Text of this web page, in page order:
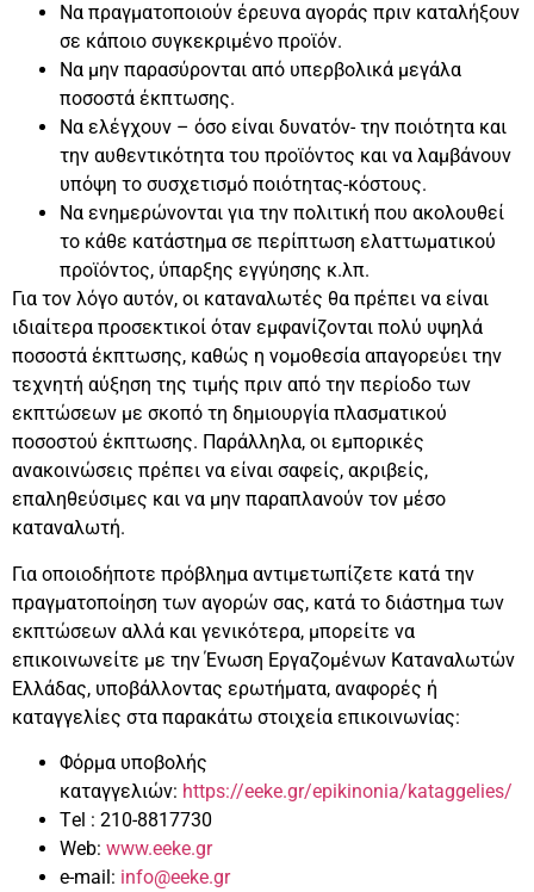
Να πραγματοποιούν έρευνα αγοράς πριν καταλήξουν
σε κάποιο συγκεκριμένο προϊόν.
Να μην παρασύρονται από υπερβολικά μεγάλα
ποσοστά έκπτωσης.
Να ελέγχουν – όσο είναι δυνατόν- την ποιότητα και
την αυθεντικότητα του προϊόντος και να λαμβάνουν
υπόψη το συσχετισμό ποιότητας-κόστους.
Να ενημερώνονται για την πολιτική που ακολουθεί
το κάθε κατάστημα σε περίπτωση ελαττωματικού
προϊόντος, ύπαρξης εγγύησης κ.λπ.
Για τον λόγο αυτόν, οι καταναλωτές θα πρέπει να είναι
ιδιαίτερα προσεκτικοί όταν εμφανίζονται πολύ υψηλά
ποσοστά έκπτωσης, καθώς η νομοθεσία απαγορεύει την
τεχνητή αύξηση της τιμής πριν από την περίοδο των
εκπτώσεων με σκοπό τη δημιουργία πλασματικού
ποσοστού έκπτωσης. Παράλληλα, οι εμπορικές
ανακοινώσεις πρέπει να είναι σαφείς, ακριβείς,
επαληθεύσιμες και να μην παραπλανούν τον μέσο
καταναλωτή.
Για οποιοδήποτε πρόβλημα αντιμετωπίζετε κατά την
πραγματοποίηση των αγορών σας, κατά το διάστημα των
εκπτώσεων αλλά και γενικότερα, μπορείτε να
επικοινωνείτε με την Ένωση Εργαζομένων Καταναλωτών
Ελλάδας, υποβάλλοντας ερωτήματα, αναφορές ή
καταγγελίες στα παρακάτω στοιχεία επικοινωνίας:
Φόρμα υποβολής
καταγγελιών: https://eeke.gr/epikinonia/kataggelies/
Τel : 210-8817730
Web: www.eeke.gr
e-mail: info@eeke.gr